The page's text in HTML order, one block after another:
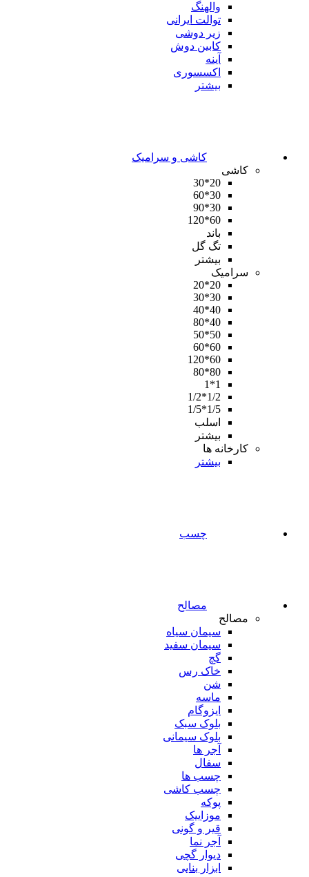
والهنگ
توالت ایرانی
زیر دوشی
کابین دوش
آینه
اکسسوری
بیشتر
کاشی و سرامیک
کاشی
20*30
30*60
30*90
60*120
باند
تگ گل
بیشتر
سرامیک
20*20
30*30
40*40
40*80
50*50
60*60
60*120
80*80
1*1
1/2*1/2
1/5*1/5
اسلب
بیشتر
کارخانه ها
بیشتر
چسب
مصالح
مصالح
سیمان سیاه
سیمان سفید
گچ
خاک رس
شن
ماسه
ایزوگام
بلوک سبک
بلوک سیمانی
آجر ها
سفال
چسب ها
چسب کاشی
پوکه
موزاییک
قیر و گونی
آجر نما
دیوار گچی
ابزار بنایی